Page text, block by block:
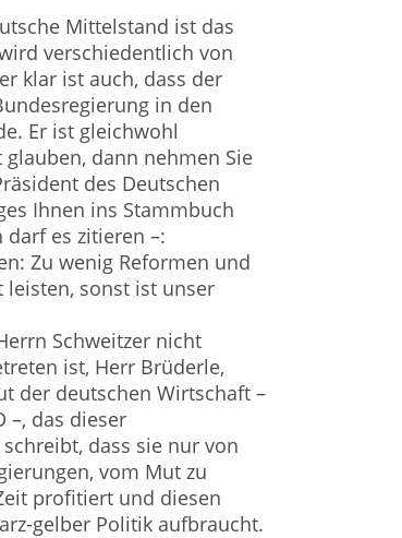
Mittelstand ist das
verschiedentlich von
klar ist auch, dass der
in den
Er ist gleichwohl
dann nehmen Sie
des Deutschen
Ihnen ins Stammbuch
es zitieren –:
Zu wenig Reformen und
sonst ist unser
Schweitzer nicht
ist, Herr Brüderle,
der deutschen Wirtschaft –
–, das dieser
dass sie nur von
vom Mut zu
profitiert und diesen
gelber Politik aufbraucht.